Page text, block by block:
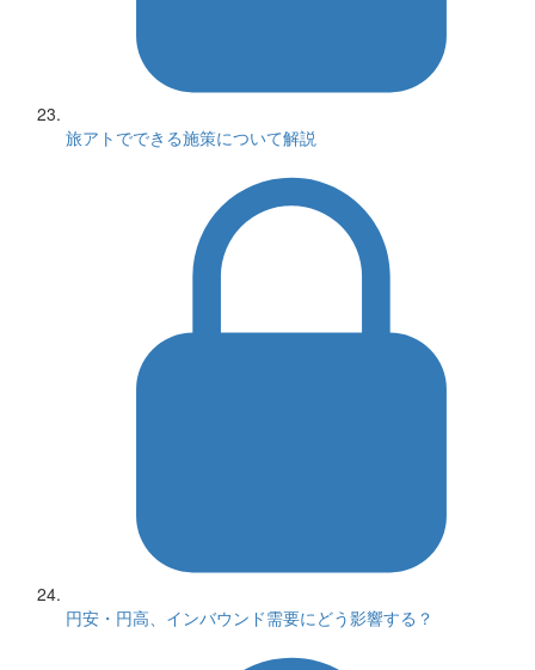
旅アトでできる施策について解説
円安・円高、インバウンド需要にどう影響する？